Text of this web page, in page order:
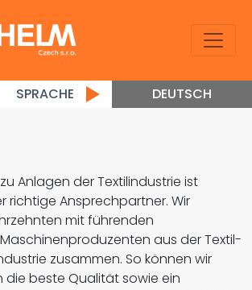
SPRACHE DEUTSCH
Anlagen der Textilindustrie ist
richtige Ansprechpartner. Wir
mit führenden
aus der Textil-
zusammen. So können wir
die beste Qualität sowie ein